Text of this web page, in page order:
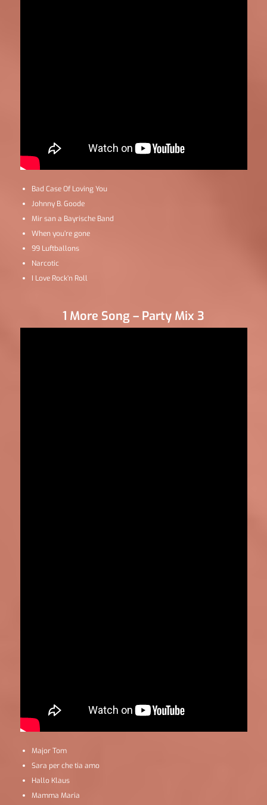
Bad Case Of Loving You
Johnny B. Goode
Mir san a Bayrische Band
When you’re gone
99 Luftballons
Narcotic
I Love Rock’n Roll
1 More Song – Party Mix 3
Major Tom
Sara per che tia amo
Hallo Klaus
Mamma Maria